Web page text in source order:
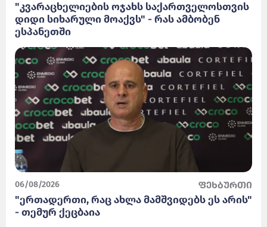
"კვარაცხელიების ოჯახს საქართველოსთვის
დიდი სიხარული მოაქვს" - რას ამბობენ
ესპანეთში
06/08/2026 ფეხბურთი
"ერთადერთი, რაც ახლა მამშვიდებს ეს არის"
- თემურ ქეცბაია